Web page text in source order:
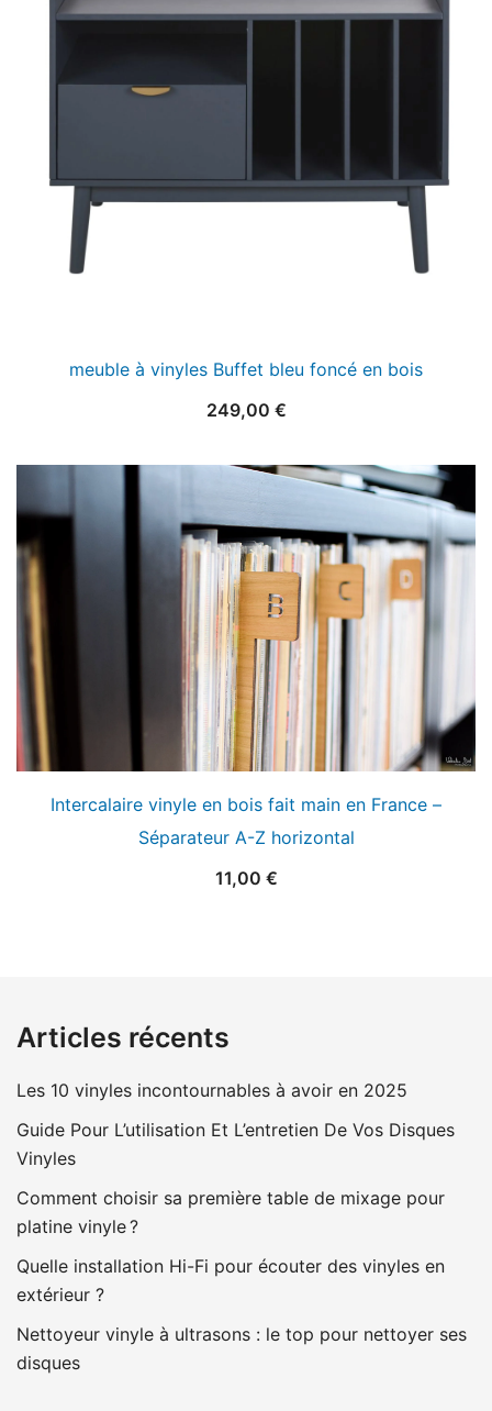
meuble à vinyles Buffet bleu foncé en bois
249,00 €
Intercalaire vinyle en bois fait main en France –
Séparateur A-Z horizontal
11,00 €
Articles récents
Les 10 vinyles incontournables à avoir en 2025
Guide Pour L’utilisation Et L’entretien De Vos Disques
Vinyles
Comment choisir sa première table de mixage pour
platine vinyle ?
Quelle installation Hi-Fi pour écouter des vinyles en
extérieur ?
Nettoyeur vinyle à ultrasons : le top pour nettoyer ses
disques